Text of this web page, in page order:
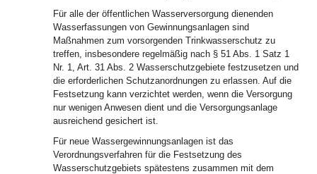
Für alle der öffentlichen Wasserversorgung dienenden
Wasserfassungen von Gewinnungsanlagen sind
Maßnahmen zum vorsorgenden Trinkwasserschutz zu
treffen, insbesondere regelmäßig nach § 51 Abs. 1 Satz 1
Nr. 1, Art. 31 Abs. 2 Wasserschutzgebiete festzusetzen und
die erforderlichen Schutzanordnungen zu erlassen. Auf die
Festsetzung kann verzichtet werden, wenn die Versorgung
nur wenigen Anwesen dient und die Versorgungsanlage
ausreichend gesichert ist.
Für neue Wassergewinnungsanlagen ist das
Verordnungsverfahren für die Festsetzung des
Wasserschutzgebiets spätestens zusammen mit dem